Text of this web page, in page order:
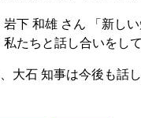
和雄 さん 「新しい
たちと話し合いをし
石 知事は今後も話